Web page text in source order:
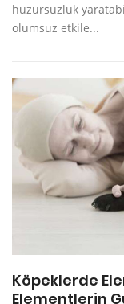
huzursuzluk
olumsuz etkile...
Köpeklerde
Elementlerin